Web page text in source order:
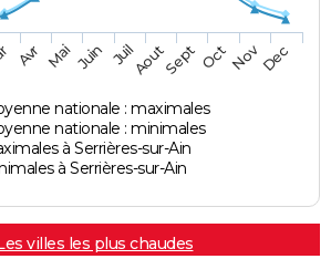
nationale : maximales
nationale : minimales
à Serrières-sur-Ain
à Serrières-sur-Ain
Avr Mai Juin JuilAoutSept OctNovDec
villes les plus chaudes